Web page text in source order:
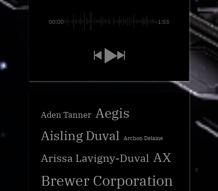
00:00 -1:55
Aden Tanner Aegis
Aisling Duval Archon Delaine
Arissa Lavigny-Duval AX
Brewer Corporation